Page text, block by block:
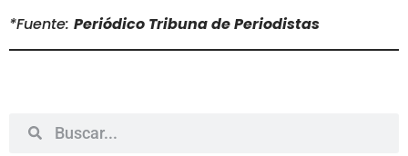
*Fuente: Periódico Tribuna de Periodistas